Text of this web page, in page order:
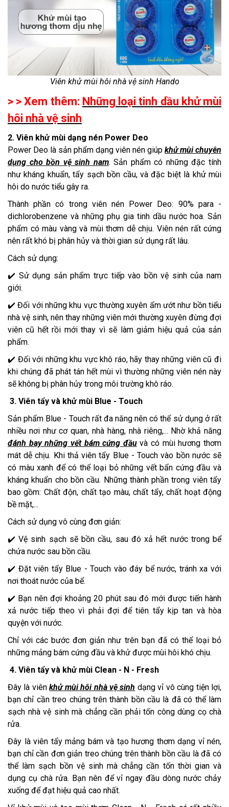
Viên khử mùi hôi nhà vệ sinh Hando
> > Xem thêm: Những loại tinh dầu khử mùi
hôi nhà vệ sinh
2. Viên khử mùi dạng nén Power Deo
Power Deo là sản phẩm dạng viên nén giúp khử mùi chuyên
dụng cho bồn vệ sinh nam. Sản phẩm có những đặc tính
như kháng khuẩn, tẩy sạch bồn cầu, và đặc biệt là khử mùi
hôi do nước tiểu gây ra.
Thành phần có trong viên nén Power Deo: 90% para -
dichlorobenzene và những phụ gia tinh dầu nước hoa. Sản
phẩm có màu vàng và mùi thơm dễ chịu. Viên nén rất cứng
nên rất khó bị phân hủy và thời gian sử dụng rất lâu.
Cách sử dụng:
✔️ Sử dụng sản phẩm trực tiếp vào bồn vệ sinh của nam
giới.
✔️ Đối với những khu vực thường xuyên ẩm ướt như bồn tiểu
nhà vệ sinh, nên thay những viên mới thường xuyên đừng đợi
viên cũ hết rồi mới thay vì sẽ làm giảm hiệu quả của sản
phẩm.
✔️ Đối với những khu vực khô ráo, hãy thay những viên cũ đi
khi chúng đã phát tán hết mùi vì thường những viên nén này
sẽ không bị phân hủy trong môi trường khô ráo.
3. Viên tẩy và khử mùi Blue - Touch
Sản phẩm Blue - Touch rất đa năng nên có thể sử dụng ở rất
nhiều nơi như cơ quan, nhà hàng, nhà riêng,... Nhờ khả năng
đánh bay những vết bám cứng đầuvà có mùi hương thơm
mát dễ chịu. Khi thả viên tẩy Blue - Touch vào bồn nước sẽ
có màu xanh để có thể loại bỏ những vết bẩn cứng đầu và
kháng khuẩn cho bồn cầu. Những thành phần trong viên tẩy
bao gồm: Chất độn, chất tạo màu, chất tẩy, chất hoạt động
bề mặt,...
Cách sử dụng vô cùng đơn giản:
✔️ Vệ sinh sạch sẽ bồn cầu, sau đó xả hết nước trong bể
chứa nước sau bồn cầu.
✔️ Đặt viên tẩy Blue - Touch vào đáy bể nước, tránh xa với
nơi thoát nước của bể.
✔️ Bạn nên đợi khoảng 20 phút sau đó mới được tiến hành
xả nước tiếp theo vì phải đợi để tiên tẩy kịp tan và hòa
quyện với nước.
Chỉ với các bước đơn giản như trên bạn đã có thể loại bỏ
những mảng bám cứng đầu và khử được mùi hôi khó chịu.
4. Viên tẩy và khử mùi Clean - N - Fresh
Đây là viênkhử mùi hôi nhà vệ sinh dạng vỉ vô cùng tiện lợi,
bạn chỉ cần treo chúng trên thành bồn cầu là đã có thể làm
sạch nhà vệ sinh mà chẳng cần phải tốn công dùng cọ chà
rửa.
Đây là viên tẩy mảng bám và tạo hương thơm dạng vỉ nén,
bạn chỉ cần đơn giản treo chúng trên thành bồn cầu là đã có
thể làm sạch bồn vệ sinh mà chẳng cần tốn thời gian và
dụng cụ chà rửa. Bạn nên để vỉ ngay đầu dòng nước chảy
xuống để đạt hiệu quả cao nhất.